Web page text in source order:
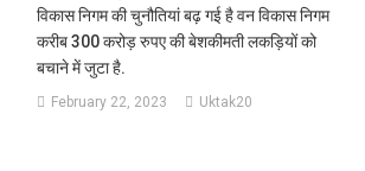
विकास निगम की चुनौतियां बढ़ गई है वन विकास निगम
करीब 300 करोड़ रुपए की बेशकीमती लकड़ियों को
बचाने में जुटा है.
February 22, 2023 Uktak20